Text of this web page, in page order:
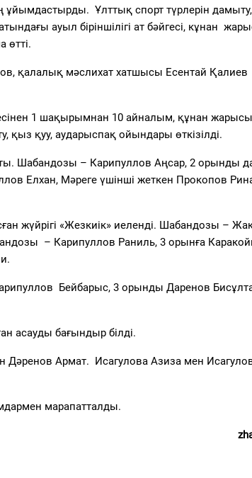
ұйымдастырды. Ұлттық спорт түрлерін дамыту,
ауыл біріншілігі ат бәйгесі, кұнан
өтті.
қалалық мәслихат хатшысы Есентай Қалиев
1 шақырымнан 10 айналым, құнан
қуу, аударыспақ ойындары өткізілді.
Шабандозы – Карипуллов Аңсар, 2 орынды
Елхан, Мәреге үшінші жеткен Прокопов
жүйрігі «Жезкиік» иеленді. Шабандозы –
– Карипуллов Раниль, 3 орынға
Бейбарыс, 3 орынды Даренов
асауды бағындыр білді.
Армат. Исагулова Азиза мен
марапатталды.